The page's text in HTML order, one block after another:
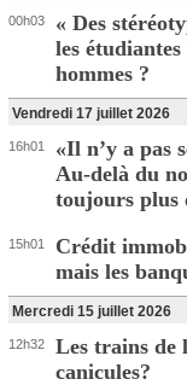
00h03
« Des
les étudiantes
hommes ?
Vendredi 17 juillet 2026
16h01
«Il n’y a pas
Au-delà du
toujours plus
15h01
Crédit
mais les
Mercredi 15 juillet 2026
12h32
Les trains de
canicules?